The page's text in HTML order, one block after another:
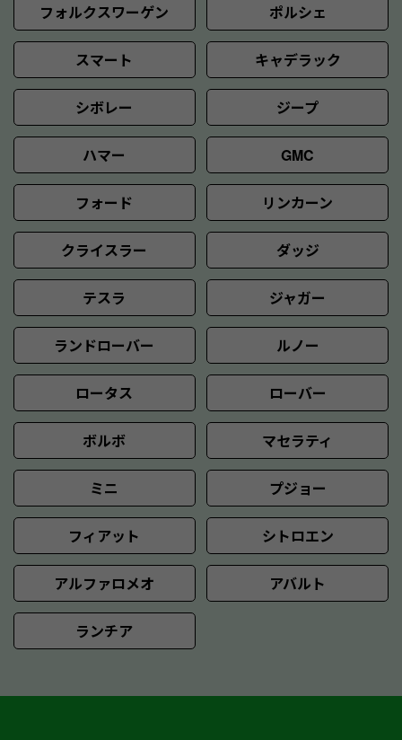
フォルクスワーゲン ポルシェ
スマート キャデラック
シボレー ジープ
ハマー GMC
フォード リンカーン
クライスラー ダッジ
テスラ ジャガー
ランドローバー ルノー
ロータス ローバー
ボルボ マセラティ
ミニ プジョー
フィアット シトロエン
アルファロメオ アバルト
ランチア